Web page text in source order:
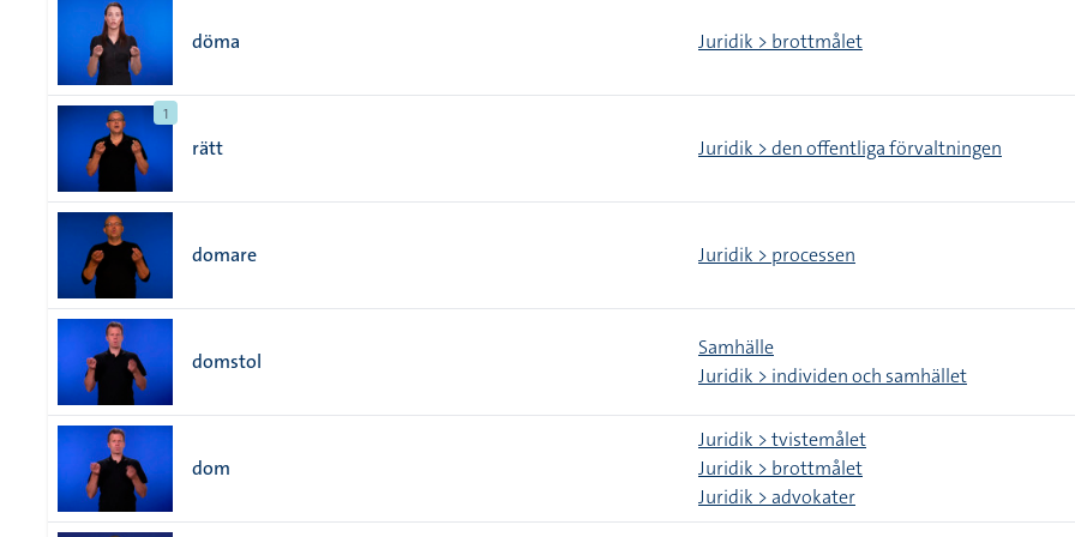
döma Juridik > brottmålet
1
rätt Juridik > den offentliga förvaltningen
domare Juridik > processen
domstol
Samhälle
Juridik > individen och samhället
dom
Juridik > tvistemålet
Juridik > brottmålet
Juridik > advokater